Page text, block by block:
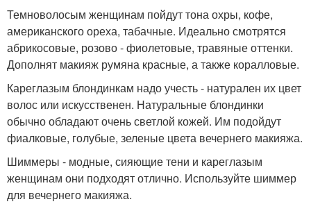
Темноволосым женщинам пойдут тона охры, кофе,
американского ореха, табачные. Идеально смотрятся
абрикосовые, розово - фиолетовые, травяные оттенки.
Дополнят макияж румяна красные, а также коралловые.
Кареглазым блондинкам надо учесть - натурален их цвет
волос или искусственен. Натуральные блондинки
обычно обладают очень светлой кожей. Им подойдут
фиалковые, голубые, зеленые цвета вечернего макияжа.
Шиммеры - модные, сияющие тени и кареглазым
женщинам они подходят отлично. Используйте шиммер
для вечернего макияжа.